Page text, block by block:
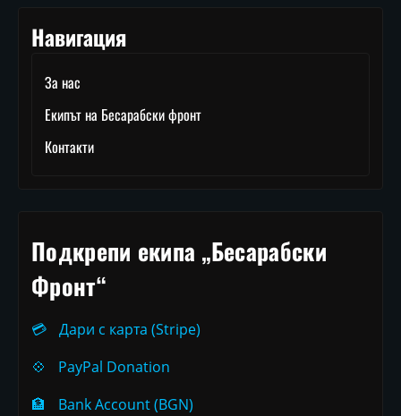
Навигация
За нас
Екипът на Бесарабски фронт
Контакти
Подкрепи екипа „Бесарабски
Фронт“
💳
Дари с карта (Stripe)
💠
PayPal Donation
🏦
Bank Account (BGN)